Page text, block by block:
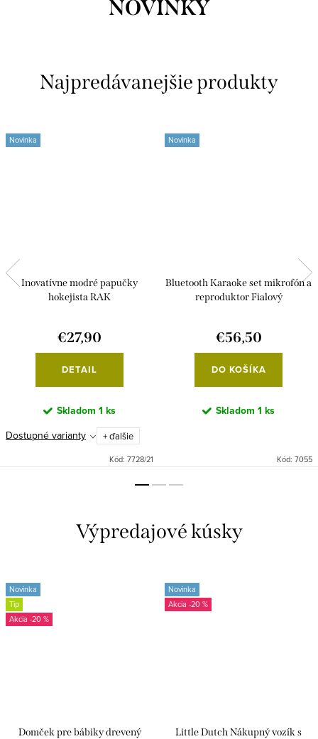
NOVINKY
Najpredávanejšie produkty
Novinka
Inovatívne modré papučky
hokejista RAK
€27,90
DETAIL
Skladom 1 ks
Dostupné varianty + ďalšie
Kód: 7728/21
Novinka
Bluetooth Karaoke set mikrofón a
reproduktor Fialový
€56,50
DO KOŠÍKA
Skladom 1 ks
Kód: 7055
Výpredajové kúsky
Novinka
Tip
-20 %
Domček pre bábiky drevený
Novinka
-20 %
Little Dutch Nákupný vozík s